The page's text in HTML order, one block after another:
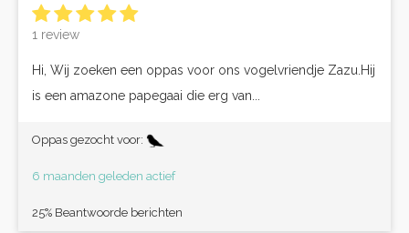
1 review
Hi, Wij zoeken een oppas voor ons vogelvriendje Zazu.Hij
is een amazone papegaai die erg van...
Oppas gezocht voor:
6 maanden geleden actief
25% Beantwoorde berichten